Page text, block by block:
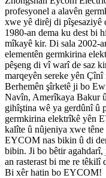
profesyonel a alavên
xwe yê dirêj di pîşesaziyê
1980-an dema ku dest bi
mîkayê kir. Di sala 2002-
elementên germkirina
pêşeng di vî warî de saz
marqeyên sereke yên
Berhemên şîrketê ji bo
Navîn, Amerîkaya Bakur
gihîştina wê ya gerdûnî û
germkirina elektrîkê yên
kalîte û nûjeniya xwe
EYCOM nas bikin û di
bibin. Ji bo bêtir
an rasterast bi me re têkilî
Bi xêr hatin bo EYCOM!